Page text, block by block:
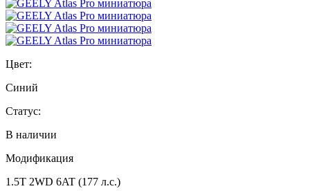
Цвет:
Синий
Статус:
В наличии
Модификация
1.5T 2WD 6AT (177 л.с.)